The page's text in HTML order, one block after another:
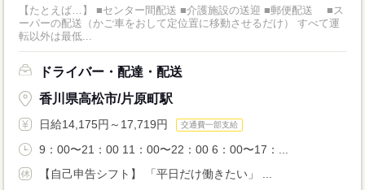
【たとえば…】 ■センター間配送 ■介護施設の送迎 ■郵便配送 ■ス
ーパーの配送（かご車をおして定位置に移動させるだけ） すべて運
転以外は最低...
ドライバー・配達・配送
香川県高松市/片原町駅
日給14,175円～17,719円 交通費一部支給
9：00〜21：00 11：00〜22：00 6：00〜17：...
【自己申告シフト】 「平日だけ働きたい」 ...